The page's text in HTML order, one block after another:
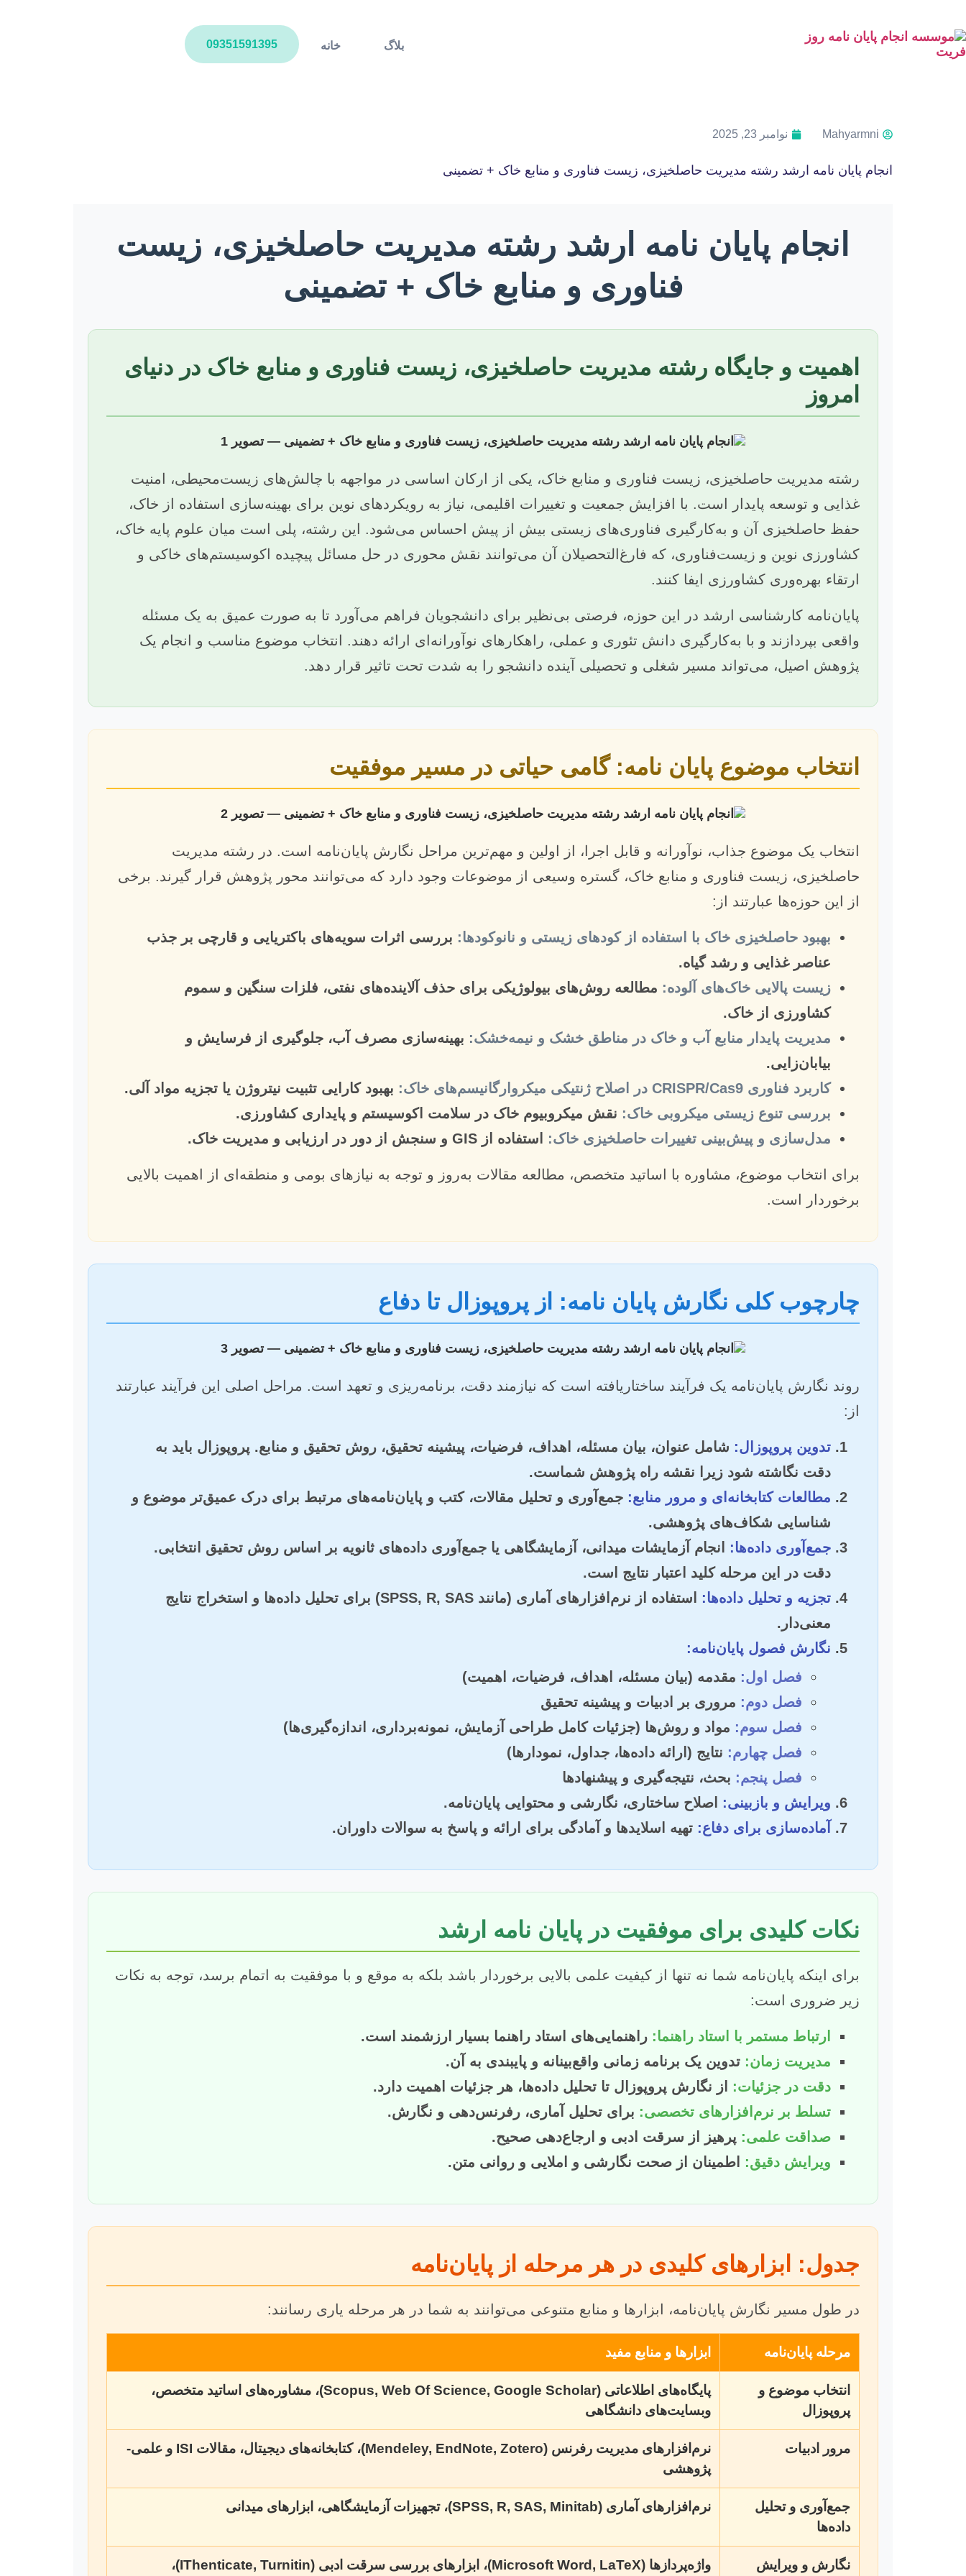
خانه بلاگ 09351591395
Mahyarmni نوامبر 23, 2025
انجام پایان نامه ارشد رشته مدیریت حاصلخیزی، زیست فناوری و منابع خاک + تضمینی
انجام پایان نامه ارشد رشته مدیریت حاصلخیزی، زیست
فناوری و منابع خاک + تضمینی
اهمیت و جایگاه رشته مدیریت حاصلخیزی، زیست فناوری و منابع خاک در دنیای
امروز
رشته مدیریت حاصلخیزی، زیست فناوری و منابع خاک، یکی از ارکان اساسی در مواجهه با چالش‌های زیست‌محیطی، امنیت
غذایی و توسعه پایدار است. با افزایش جمعیت و تغییرات اقلیمی، نیاز به رویکردهای نوین برای بهینه‌سازی استفاده از خاک،
حفظ حاصلخیزی آن و به‌کارگیری فناوری‌های زیستی بیش از پیش احساس می‌شود. این رشته، پلی است میان علوم پایه خاک،
کشاورزی نوین و زیست‌فناوری، که فارغ‌التحصیلان آن می‌توانند نقش محوری در حل مسائل پیچیده اکوسیستم‌های خاکی و
ارتقاء بهره‌وری کشاورزی ایفا کنند.
پایان‌نامه کارشناسی ارشد در این حوزه، فرصتی بی‌نظیر برای دانشجویان فراهم می‌آورد تا به صورت عمیق به یک مسئله
واقعی بپردازند و با به‌کارگیری دانش تئوری و عملی، راهکارهای نوآورانه‌ای ارائه دهند. انتخاب موضوع مناسب و انجام یک
پژوهش اصیل، می‌تواند مسیر شغلی و تحصیلی آینده دانشجو را به شدت تحت تاثیر قرار دهد.
انتخاب موضوع پایان نامه: گامی حیاتی در مسیر موفقیت
انتخاب یک موضوع جذاب، نوآورانه و قابل اجرا، از اولین و مهم‌ترین مراحل نگارش پایان‌نامه است. در رشته مدیریت
حاصلخیزی، زیست فناوری و منابع خاک، گستره وسیعی از موضوعات وجود دارد که می‌توانند محور پژوهش قرار گیرند. برخی
از این حوزه‌ها عبارتند از:
بهبود حاصلخیزی خاک با استفاده از کودهای زیستی و نانوکودها: بررسی اثرات سویه‌های باکتریایی و قارچی بر جذب
عناصر غذایی و رشد گیاه.
زیست پالایی خاک‌های آلوده: مطالعه روش‌های بیولوژیکی برای حذف آلاینده‌های نفتی، فلزات سنگین و سموم
کشاورزی از خاک.
مدیریت پایدار منابع آب و خاک در مناطق خشک و نیمه‌خشک: بهینه‌سازی مصرف آب، جلوگیری از فرسایش و
بیابان‌زایی.
کاربرد فناوری CRISPR/Cas9 در اصلاح ژنتیکی میکروارگانیسم‌های خاک:
بهبود کارایی تثبیت نیتروژن یا تجزیه مواد آلی.
بررسی تنوع زیستی میکروبی خاک: نقش میکروبیوم خاک در سلامت اکوسیستم و پایداری کشاورزی.
مدل‌سازی و پیش‌بینی تغییرات حاصلخیزی خاک: استفاده از GIS و سنجش از دور در ارزیابی و مدیریت خاک.
برای انتخاب موضوع، مشاوره با اساتید متخصص، مطالعه مقالات به‌روز و توجه به نیازهای بومی و منطقه‌ای از اهمیت بالایی
برخوردار است.
چارچوب کلی نگارش پایان نامه: از پروپوزال تا دفاع
روند نگارش پایان‌نامه یک فرآیند ساختاریافته است که نیازمند دقت، برنامه‌ریزی و تعهد است. مراحل اصلی این فرآیند عبارتند
از:
تدوین پروپوزال: شامل عنوان، بیان مسئله، اهداف، فرضیات، پیشینه تحقیق، روش تحقیق و منابع. پروپوزال باید به
دقت نگاشته شود زیرا نقشه راه پژوهش شماست.
مطالعات کتابخانه‌ای و مرور منابع: جمع‌آوری و تحلیل مقالات، کتب و پایان‌نامه‌های مرتبط برای درک عمیق‌تر موضوع و
شناسایی شکاف‌های پژوهشی.
جمع‌آوری داده‌ها: انجام آزمایشات میدانی، آزمایشگاهی یا جمع‌آوری داده‌های ثانویه بر اساس روش تحقیق انتخابی.
دقت در این مرحله کلید اعتبار نتایج است.
تجزیه و تحلیل داده‌ها:
استفاده از نرم‌افزارهای آماری (مانند SPSS, R, SAS) برای تحلیل داده‌ها و استخراج نتایج
معنی‌دار.
نگارش فصول پایان‌نامه:
فصل اول: مقدمه (بیان مسئله، اهداف، فرضیات، اهمیت)
فصل دوم: مروری بر ادبیات و پیشینه تحقیق
فصل سوم: مواد و روش‌ها (جزئیات کامل طراحی آزمایش، نمونه‌برداری، اندازه‌گیری‌ها)
فصل چهارم: نتایج (ارائه داده‌ها، جداول، نمودارها)
فصل پنجم: بحث، نتیجه‌گیری و پیشنهادها
ویرایش و بازبینی: اصلاح ساختاری، نگارشی و محتوایی پایان‌نامه.
آماده‌سازی برای دفاع: تهیه اسلایدها و آمادگی برای ارائه و پاسخ به سوالات داوران.
نکات کلیدی برای موفقیت در پایان نامه ارشد
برای اینکه پایان‌نامه شما نه تنها از کیفیت علمی بالایی برخوردار باشد بلکه به موقع و با موفقیت به اتمام برسد، توجه به نکات
زیر ضروری است:
ارتباط مستمر با استاد راهنما: راهنمایی‌های استاد راهنما بسیار ارزشمند است.
مدیریت زمان: تدوین یک برنامه زمانی واقع‌بینانه و پایبندی به آن.
دقت در جزئیات: از نگارش پروپوزال تا تحلیل داده‌ها، هر جزئیات اهمیت دارد.
تسلط بر نرم‌افزارهای تخصصی: برای تحلیل آماری، رفرنس‌دهی و نگارش.
صداقت علمی: پرهیز از سرقت ادبی و ارجاع‌دهی صحیح.
ویرایش دقیق: اطمینان از صحت نگارشی و املایی و روانی متن.
جدول: ابزارهای کلیدی در هر مرحله از پایان‌نامه
در طول مسیر نگارش پایان‌نامه، ابزارها و منابع متنوعی می‌توانند به شما در هر مرحله یاری رسانند:
مرحله پایان‌نامه ابزارها و منابع مفید
انتخاب موضوع و
پروپوزال
پایگاه‌های اطلاعاتی (Scopus, Web Of Science, Google Scholar)، مشاوره‌های اساتید متخصص،
وبسایت‌های دانشگاهی
مرور ادبیات
نرم‌افزارهای مدیریت رفرنس (Mendeley, EndNote, Zotero)، کتابخانه‌های دیجیتال، مقالات ISI و علمی-
پژوهشی
جمع‌آوری و تحلیل
داده‌ها
نرم‌افزارهای آماری (SPSS, R, SAS, Minitab)، تجهیزات آزمایشگاهی، ابزارهای میدانی
نگارش و ویرایش واژه‌پردازها (Microsoft Word, LaTeX)، ابزارهای بررسی سرقت ادبی (iThenticate, Turnitin)،